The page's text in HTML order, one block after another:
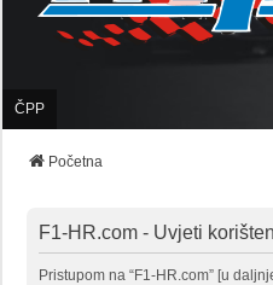
ČPP
Početna
F1-HR.com - Uvjeti
Pristupom na “F1-HR.com” [u